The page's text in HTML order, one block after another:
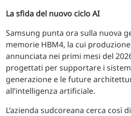
La sfida del nuovo ciclo AI
Samsung punta ora sulla nuova
memorie HBM4, la cui
annunciata nei primi mesi del
progettati per supportare i
generazione e le future
all’intelligenza artificiale.
L’azienda sudcoreana cerca così